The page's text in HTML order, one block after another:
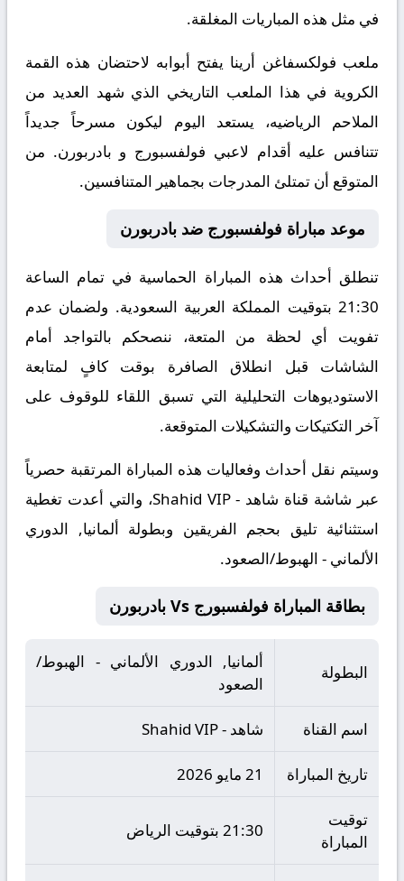
في مثل هذه المباريات المغلقة.
ملعب فولكسفاغن أرينا يفتح أبوابه لاحتضان هذه القمة
الكروية في هذا الملعب التاريخي الذي شهد العديد من
الملاحم الرياضيه، يستعد اليوم ليكون مسرحاً جديداً
تتنافس عليه أقدام لاعبي فولفسبورج و بادربورن. من
المتوقع أن تمتلئ المدرجات بجماهير المتنافسين.
موعد مباراة فولفسبورج ضد بادربورن
تنطلق أحداث هذه المباراة الحماسية في تمام الساعة
21:30 بتوقيت المملكة العربية السعودية. ولضمان عدم
تفويت أي لحظة من المتعة، ننصحكم بالتواجد أمام
الشاشات قبل انطلاق الصافرة بوقت كافٍ لمتابعة
الاستوديوهات التحليلية التي تسبق اللقاء للوقوف على
آخر التكتيكات والتشكيلات المتوقعة.
​وسيتم نقل أحداث وفعاليات هذه المباراة المرتقبة حصرياً
عبر شاشة قناة شاهد - Shahid VIP، والتي أعدت تغطية
استثنائية تليق بحجم الفريقين وبطولة ألمانيا, الدوري
الألماني - الهبوط/الصعود.
بطاقة المباراة فولفسبورج Vs بادربورن
البطولة
ألمانيا, الدوري الألماني - الهبوط/
الصعود
اسم القناة شاهد - Shahid VIP
تاريخ المباراة 21 مايو 2026
توقيت
المباراة
21:30 بتوقيت الرياض